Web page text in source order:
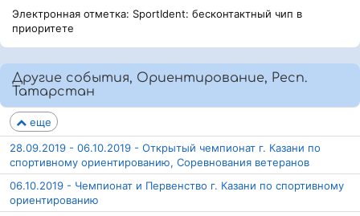
Электронная отметка: SportIdent: бесконтактный чип в
приоритете
Другие события, Ориентирование, Респ.
Татарстан
еще
28.09.2019 - 06.10.2019 - Открытый чемпионат г. Казани по
спортивному ориентированию, Соревнования ветеранов
06.10.2019 - Чемпионат и Первенство г. Казани по спортивному
ориентированию